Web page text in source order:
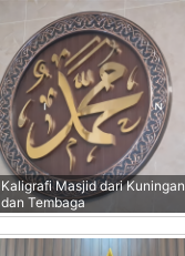
Kaligrafi Masjid dari Kuningan
dan Tembaga